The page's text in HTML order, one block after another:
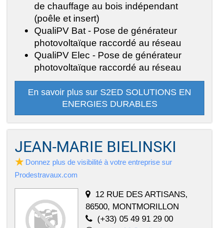
de chauffage au bois indépendant
(poêle et insert)
QualiPV Bat - Pose de générateur
photovoltaïque raccordé au réseau
QualiPV Elec - Pose de générateur
photovoltaïque raccordé au réseau
En savoir plus sur S2ED SOLUTIONS EN
ENERGIES DURABLES
JEAN-MARIE BIELINSKI
Donnez plus de visibilité à votre entreprise sur
Prodestravaux.com
12 RUE DES ARTISANS,
86500, MONTMORILLON
(+33) 05 49 91 29 00